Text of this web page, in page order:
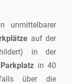
unmittelbarer
auf der
in der
in 40
über die